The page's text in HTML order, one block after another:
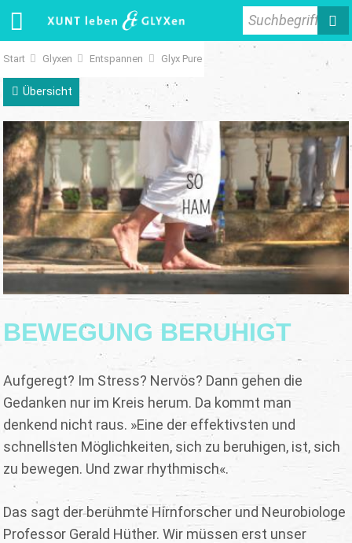
Suchbegriff
Start Glyxen Entspannen Glyx Pure
Übersicht
BEWEGUNG BERUHIGT
Aufgeregt? Im Stress? Nervös? Dann gehen die
Gedanken nur im Kreis herum. Da kommt man
denkend nicht raus. »Eine der effektivsten und
schnellsten Möglichkeiten, sich zu beruhigen, ist, sich
zu bewegen. Und zwar rhythmisch«.
Das sagt der berühmte Hirnforscher und Neurobiologe
Professor Gerald Hüther. Wir müssen erst unser